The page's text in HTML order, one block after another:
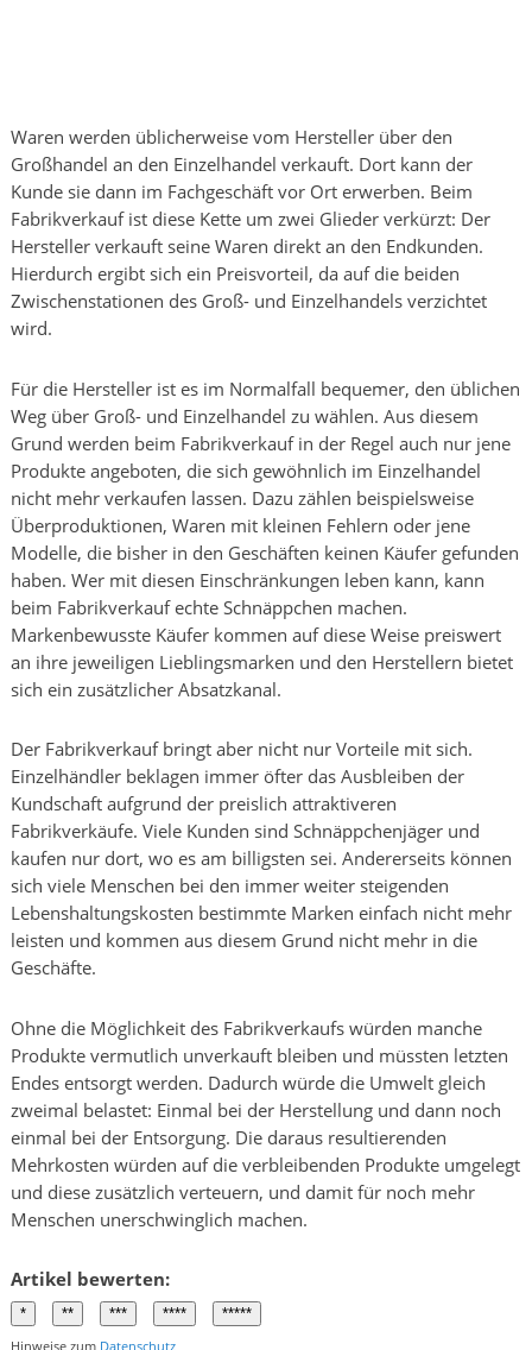
Waren werden üblicherweise vom Hersteller über den
Großhandel an den Einzelhandel verkauft. Dort kann der
Kunde sie dann im Fachgeschäft vor Ort erwerben. Beim
Fabrikverkauf ist diese Kette um zwei Glieder verkürzt: Der
Hersteller verkauft seine Waren direkt an den Endkunden.
Hierdurch ergibt sich ein Preisvorteil, da auf die beiden
Zwischenstationen des Groß- und Einzelhandels verzichtet
wird.
Für die Hersteller ist es im Normalfall bequemer, den üblichen
Weg über Groß- und Einzelhandel zu wählen. Aus diesem
Grund werden beim Fabrikverkauf in der Regel auch nur jene
Produkte angeboten, die sich gewöhnlich im Einzelhandel
nicht mehr verkaufen lassen. Dazu zählen beispielsweise
Überproduktionen, Waren mit kleinen Fehlern oder jene
Modelle, die bisher in den Geschäften keinen Käufer gefunden
haben. Wer mit diesen Einschränkungen leben kann, kann
beim Fabrikverkauf echte Schnäppchen machen.
Markenbewusste Käufer kommen auf diese Weise preiswert
an ihre jeweiligen Lieblingsmarken und den Herstellern bietet
sich ein zusätzlicher Absatzkanal.
Der Fabrikverkauf bringt aber nicht nur Vorteile mit sich.
Einzelhändler beklagen immer öfter das Ausbleiben der
Kundschaft aufgrund der preislich attraktiveren
Fabrikverkäufe. Viele Kunden sind Schnäppchenjäger und
kaufen nur dort, wo es am billigsten sei. Andererseits können
sich viele Menschen bei den immer weiter steigenden
Lebenshaltungskosten bestimmte Marken einfach nicht mehr
leisten und kommen aus diesem Grund nicht mehr in die
Geschäfte.
Ohne die Möglichkeit des Fabrikverkaufs würden manche
Produkte vermutlich unverkauft bleiben und müssten letzten
Endes entsorgt werden. Dadurch würde die Umwelt gleich
zweimal belastet: Einmal bei der Herstellung und dann noch
einmal bei der Entsorgung. Die daraus resultierenden
Mehrkosten würden auf die verbleibenden Produkte umgelegt
und diese zusätzlich verteuern, und damit für noch mehr
Menschen unerschwinglich machen.
Artikel bewerten:
Hinweise zum Datenschutz